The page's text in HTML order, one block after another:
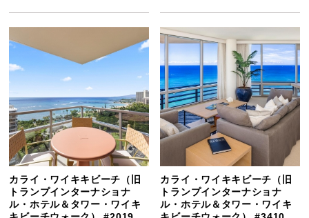
カライ・ワイキキビーチ（旧
トランプインターナショナ
ル・ホテル＆タワー・ワイキ
カライ・ワイキキビーチ（旧
トランプインターナショナ
ル・ホテル＆タワー・ワイキ